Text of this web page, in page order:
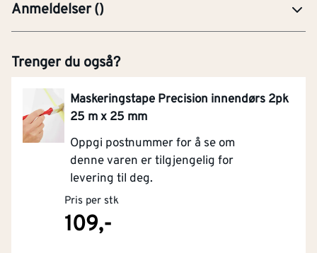
Anmeldelser()
Trenger du også?
Maskeringstape Precision innendørs 2pk
25 m x 25 mm
Oppgi postnummer for å se om
denne varen er tilgjengelig for
levering til deg.
Pris per stk
109,-